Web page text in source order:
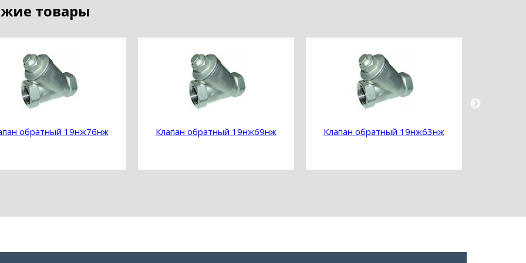
товары
обратный 19нж76нж Клапан обратный 19нж69нж Клапан обратный 19нж63нж